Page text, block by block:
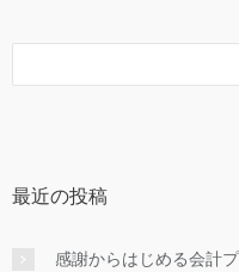
最近の投稿
感謝からはじめる会計